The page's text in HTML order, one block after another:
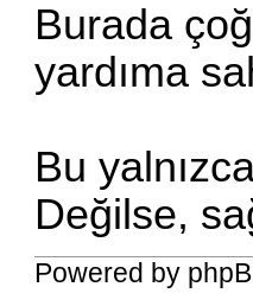
Burada
yardıma
Bu
Değilse,
Powered by